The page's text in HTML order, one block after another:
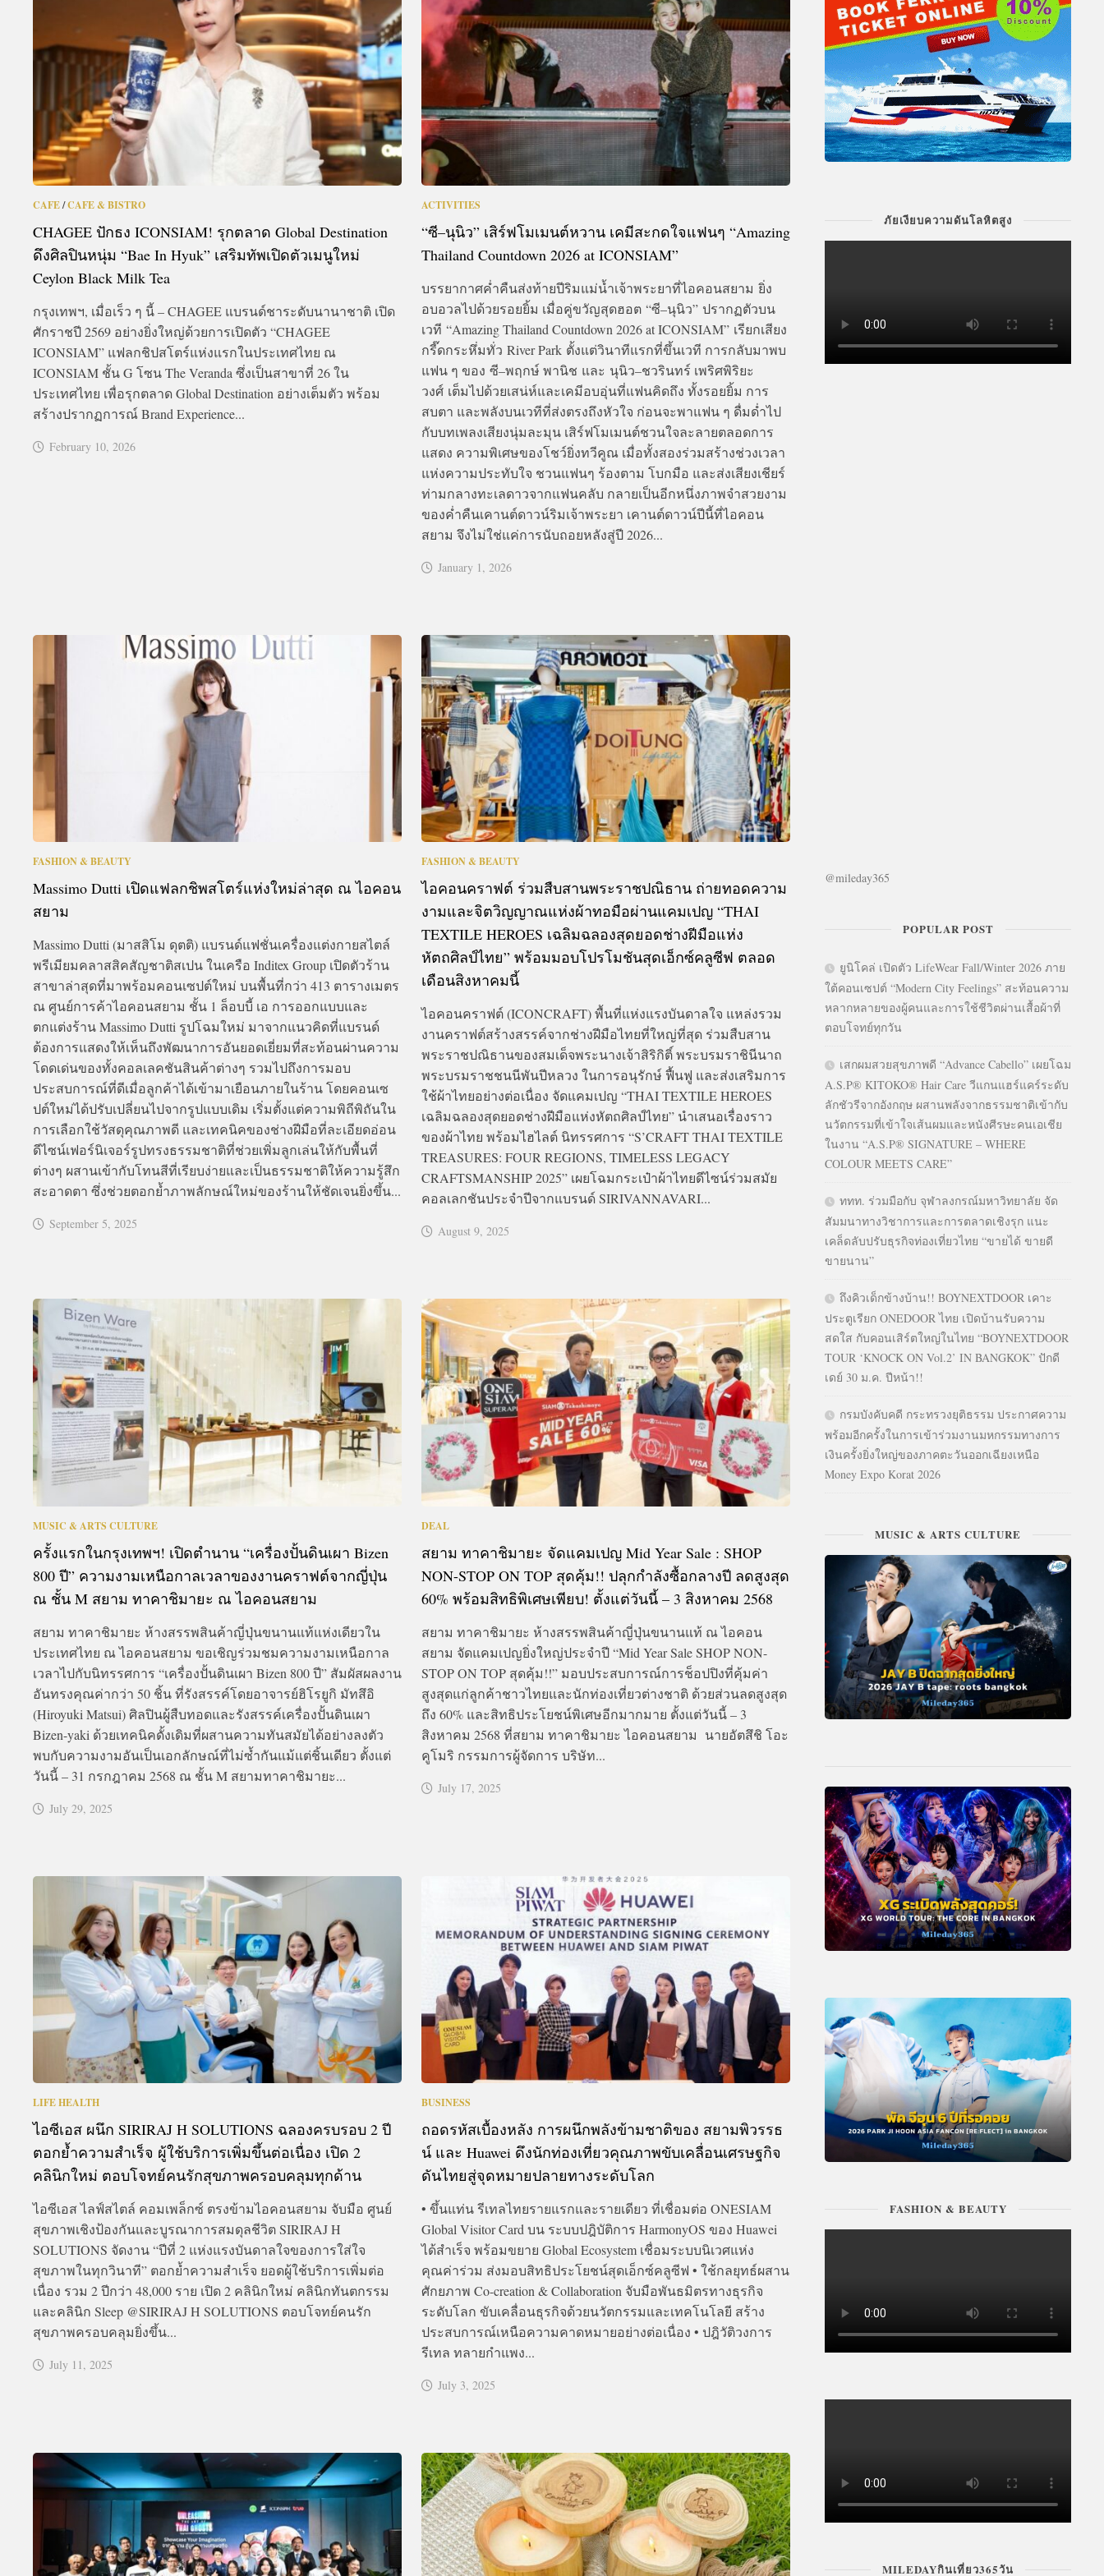
ACTIVITIES
&
EVENT
DEAL
CAFE/CAFE & BISTRO
CHAGEE ปักธง ICONSIAM! รุกตลาด Global Destination
ดึงศิลปินหนุ่ม “Bae In Hyuk” เสริมทัพเปิดตัวเมนูใหม่
Ceylon Black Milk Tea
กรุงเทพฯ, เมื่อเร็ว ๆ นี้ – CHAGEE แบรนด์ชาระดับนานาชาติ เปิด
ศักราชปี 2569 อย่างยิ่งใหญ่ด้วยการเปิดตัว “CHAGEE
ICONSIAM” แฟลกชิปสโตร์แห่งแรกในประเทศไทย ณ
ICONSIAM ชั้น G โซน The Veranda ซึ่งเป็นสาขาที่ 26 ใน
ประเทศไทย เพื่อรุกตลาด Global Destination อย่างเต็มตัว พร้อม
สร้างปรากฏการณ์ Brand Experience...
February 10, 2026
ACTIVITIES
“ซี–นุนิว” เสิร์ฟโมเมนต์หวาน เคมีสะกดใจแฟนๆ “Amazing
Thailand Countdown 2026 at ICONSIAM”
บรรยากาศค่ำคืนส่งท้ายปีริมแม่น้ำเจ้าพระยาที่ไอคอนสยาม ยิ่ง
อบอวลไปด้วยรอยยิ้ม เมื่อคู่ขวัญสุดฮอต “ซี–นุนิว” ปรากฏตัวบน
เวที “Amazing Thailand Countdown 2026 at ICONSIAM” เรียกเสียง
กรี๊ดกระหึ่มทั่ว River Park ตั้งแต่วินาทีแรกที่ขึ้นเวที การกลับมาพบ
แฟน ๆ ของ ซี–พฤกษ์ พานิช และ นุนิว–ชวรินทร์ เพริศพิริยะ
วงศ์ เต็มไปด้วยเสน่ห์และเคมีอบอุ่นที่แฟนคิดถึง ทั้งรอยยิ้ม การ
สบตา และพลังบนเวทีที่ส่งตรงถึงหัวใจ ก่อนจะพาแฟน ๆ ดื่มด่ำไป
กับบทเพลงเสียงนุ่มละมุน เสิร์ฟโมเมนต์ชวนใจละลายตลอดการ
แสดง ความพิเศษของโชว์ยิ่งทวีคูณ เมื่อทั้งสองร่วมสร้างช่วงเวลา
แห่งความประทับใจ ชวนแฟนๆ ร้องตาม โบกมือ และส่งเสียงเชียร์
ท่ามกลางทะเลดาวจากแฟนคลับ กลายเป็นอีกหนึ่งภาพจำสวยงาม
ของค่ำคืนเคานต์ดาวน์ริมเจ้าพระยา เคานต์ดาวน์ปีนี้ที่ไอคอน
สยาม จึงไม่ใช่แค่การนับถอยหลังสู่ปี 2026...
January 1, 2026
FASHION & BEAUTY
Massimo Dutti เปิดแฟลกชิพสโตร์แห่งใหม่ล่าสุด ณ ไอคอน
สยาม
Massimo Dutti (มาสสิโม ดุตติ) แบรนด์แฟชั่นเครื่องแต่งกายสไตล์
พรีเมียมคลาสสิคสัญชาติสเปน ในเครือ Inditex Group เปิดตัวร้าน
สาขาล่าสุดที่มาพร้อมคอนเซปต์ใหม่ บนพื้นที่กว่า 413 ตารางเมตร
ณ ศูนย์การค้าไอคอนสยาม ชั้น 1 ล็อบบี้ เอ การออกแบบและ
ตกแต่งร้าน Massimo Dutti รูปโฉมใหม่ มาจากแนวคิดที่แบรนด์
ต้องการแสดงให้เห็นถึงพัฒนาการอันยอดเยี่ยมที่สะท้อนผ่านความ
โดดเด่นของทั้งคอลเลคชันสินค้าต่างๆ รวมไปถึงการมอบ
ประสบการณ์ที่ดีเมื่อลูกค้าได้เข้ามาเยือนภายในร้าน โดยคอนเซ
ปต์ใหม่ได้ปรับเปลี่ยนไปจากรูปแบบเดิม เริ่มตั้งแต่ความพิถีพิถันใน
การเลือกใช้วัสดุคุณภาพดี และเทคนิคของช่างฝีมือที่ละเอียดอ่อน
ดีไซน์เฟอร์นิเจอร์รูปทรงธรรมชาติที่ช่วยเพิ่มลูกเล่นให้กับพื้นที่
ต่างๆ ผสานเข้ากับโทนสีที่เรียบง่ายและเป็นธรรมชาติให้ความรู้สึก
สะอาดตา ซึ่งช่วยตอกย้ำภาพลักษณ์ใหม่ของร้านให้ชัดเจนยิ่งขึ้น...
September 5, 2025
FASHION & BEAUTY
ไอคอนคราฟต์ ร่วมสืบสานพระราชปณิธาน ถ่ายทอดความ
งามและจิตวิญญาณแห่งผ้าทอมือผ่านแคมเปญ “THAI
TEXTILE HEROES เฉลิมฉลองสุดยอดช่างฝีมือแห่ง
หัตถศิลป์ไทย” พร้อมมอบโปรโมชันสุดเอ็กซ์คลูซีฟ ตลอด
เดือนสิงหาคมนี้
ไอคอนคราฟต์ (ICONCRAFT) พื้นที่แห่งแรงบันดาลใจ แหล่งรวม
งานคราฟต์สร้างสรรค์จากช่างฝีมือไทยที่ใหญ่ที่สุด ร่วมสืบสาน
พระราชปณิธานของสมเด็จพระนางเจ้าสิริกิติ์ พระบรมราชินีนาถ
พระบรมราชชนนีพันปีหลวง ในการอนุรักษ์ ฟื้นฟู และส่งเสริมการ
ใช้ผ้าไทยอย่างต่อเนื่อง จัดแคมเปญ “THAI TEXTILE HEROES
เฉลิมฉลองสุดยอดช่างฝีมือแห่งหัตถศิลป์ไทย” นำเสนอเรื่องราว
ของผ้าไทย พร้อมไฮไลต์ นิทรรศการ “S’CRAFT THAI TEXTILE
TREASURES: FOUR REGIONS, TIMELESS LEGACY
CRAFTSMANSHIP 2025” เผยโฉมกระเป๋าผ้าไทยดีไซน์ร่วมสมัย
คอลเลกชันประจำปีจากแบรนด์ SIRIVANNAVARI...
August 9, 2025
MUSIC & ARTS CULTURE
ครั้งแรกในกรุงเทพฯ! เปิดตำนาน “เครื่องปั้นดินเผา Bizen
800 ปี” ความงามเหนือกาลเวลาของงานคราฟต์จากญี่ปุ่น
ณ ชั้น M สยาม ทาคาชิมายะ ณ ไอคอนสยาม
สยาม ทาคาชิมายะ ห้างสรรพสินค้าญี่ปุ่นขนานแท้แห่งเดียวใน
ประเทศไทย ณ ไอคอนสยาม ขอเชิญร่วมชมความงามเหนือกาล
เวลาไปกับนิทรรศการ “เครื่องปั้นดินเผา Bizen 800 ปี” สัมผัสผลงาน
อันทรงคุณค่ากว่า 50 ชิ้น ที่รังสรรค์โดยอาจารย์ฮิโรยูกิ มัทสึอิ
(Hiroyuki Matsui) ศิลปินผู้สืบทอดและรังสรรค์เครื่องปั้นดินเผา
Bizen-yaki ด้วยเทคนิคดั้งเดิมที่ผสานความทันสมัยได้อย่างลงตัว
พบกับความงามอันเป็นเอกลักษณ์ที่ไม่ซ้ำกันแม้แต่ชิ้นเดียว ตั้งแต่
วันนี้ – 31 กรกฎาคม 2568 ณ ชั้น M สยามทาคาชิมายะ...
July 29, 2025
DEAL
สยาม ทาคาชิมายะ จัดแคมเปญ Mid Year Sale : SHOP
NON-STOP ON TOP สุดคุ้ม!! ปลุกกำลังซื้อกลางปี ลดสูงสุด
60% พร้อมสิทธิพิเศษเพียบ! ตั้งแต่วันนี้ – 3 สิงหาคม 2568
สยาม ทาคาชิมายะ ห้างสรรพสินค้าญี่ปุ่นขนานแท้ ณ ไอคอน
สยาม จัดแคมเปญยิ่งใหญ่ประจำปี “Mid Year Sale SHOP NON-
STOP ON TOP สุดคุ้ม!!” มอบประสบการณ์การช็อปปิงที่คุ้มค่า
สูงสุดแก่ลูกค้าชาวไทยและนักท่องเที่ยวต่างชาติ ด้วยส่วนลดสูงสุด
ถึง 60% และสิทธิประโยชน์พิเศษอีกมากมาย ตั้งแต่วันนี้ – 3
สิงหาคม 2568 ที่สยาม ทาคาชิมายะ ไอคอนสยาม นายอัตสึชิ โอะ
คูโมริ กรรมการผู้จัดการ บริษัท...
July 17, 2025
LIFE HEALTH
ไอซีเอส ผนึก SIRIRAJ H SOLUTIONS ฉลองครบรอบ 2 ปี
ตอกย้ำความสำเร็จ ผู้ใช้บริการเพิ่มขึ้นต่อเนื่อง เปิด 2
คลินิกใหม่ ตอบโจทย์คนรักสุขภาพครอบคลุมทุกด้าน
ไอซีเอส ไลฟ์สไตล์ คอมเพล็กซ์ ตรงข้ามไอคอนสยาม จับมือ ศูนย์
สุขภาพเชิงป้องกันและบูรณาการสมดุลชีวิต SIRIRAJ H
SOLUTIONS จัดงาน “ปีที่ 2 แห่งแรงบันดาลใจของการใส่ใจ
สุขภาพในทุกวินาที” ตอกย้ำความสำเร็จ ยอดผู้ใช้บริการเพิ่มต่อ
เนื่อง รวม 2 ปีกว่า 48,000 ราย เปิด 2 คลินิกใหม่ คลินิกทันตกรรม
และคลินิก Sleep @SIRIRAJ H SOLUTIONS ตอบโจทย์คนรัก
สุขภาพครอบคลุมยิ่งขึ้น...
July 11, 2025
BUSINESS
ถอดรหัสเบื้องหลัง การผนึกพลังข้ามชาติของ สยามพิวรรธ
น์ และ Huawei ดึงนักท่องเที่ยวคุณภาพขับเคลื่อนเศรษฐกิจ
ดันไทยสู่จุดหมายปลายทางระดับโลก
• ขึ้นแท่น รีเทลไทยรายแรกและรายเดียว ที่เชื่อมต่อ ONESIAM
Global Visitor Card บน ระบบปฎิบัติการ HarmonyOS ของ Huawei
ได้สำเร็จ พร้อมขยาย Global Ecosystem เชื่อมระบบนิเวศแห่ง
คุณค่าร่วม ส่งมอบสิทธิประโยชน์สุดเอ็กซ์คลูซีฟ • ใช้กลยุทธ์ผสาน
ศักยภาพ Co-creation & Collaboration จับมือพันธมิตรทางธุรกิจ
ระดับโลก ขับเคลื่อนธุรกิจด้วยนวัตกรรมและเทคโนโลยี สร้าง
ประสบการณ์เหนือความคาดหมายอย่างต่อเนื่อง • ปฎิวัติวงการ
รีเทล ทลายกำแพง...
July 3, 2025
ภัยเงียบความดันโลหิตสูง
@mileday365
POPULAR POST
ยูนิโคล่ เปิดตัว LifeWear Fall/Winter 2026 ภาย
ใต้คอนเซปต์ “Modern City Feelings” สะท้อนความ
หลากหลายของผู้คนและการใช้ชีวิตผ่านเสื้อผ้าที่
ตอบโจทย์ทุกวัน
เสกผมสวยสุขภาพดี “Advance Cabello” เผยโฉม
A.S.P® KITOKO® Hair Care วีแกนแฮร์แคร์ระดับ
ลักชัวรีจากอังกฤษ ผสานพลังจากธรรมชาติเข้ากับ
นวัตกรรมที่เข้าใจเส้นผมและหนังศีรษะคนเอเชีย
ในงาน “A.S.P® SIGNATURE – WHERE
COLOUR MEETS CARE”
ททท. ร่วมมือกับ จุฬาลงกรณ์มหาวิทยาลัย จัด
สัมมนาทางวิชาการและการตลาดเชิงรุก แนะ
เคล็ดลับปรับธุรกิจท่องเที่ยวไทย “ขายได้ ขายดี
ขายนาน”
ถึงคิวเด็กข้างบ้าน!! BOYNEXTDOOR เคาะ
ประตูเรียก ONEDOOR ไทย เปิดบ้านรับความ
สดใส กับคอนเสิร์ตใหญ่ในไทย “BOYNEXTDOOR
TOUR ‘KNOCK ON Vol.2’ IN BANGKOK” ปักดี
เดย์ 30 ม.ค. ปีหน้า!!
กรมบังคับคดี กระทรวงยุติธรรม ประกาศความ
พร้อมอีกครั้งในการเข้าร่วมงานมหกรรมทางการ
เงินครั้งยิ่งใหญ่ของภาคตะวันออกเฉียงเหนือ
Money Expo Korat 2026
MUSIC & ARTS CULTURE
FASHION & BEAUTY
MILEDAYกินเที่ยว365วัน